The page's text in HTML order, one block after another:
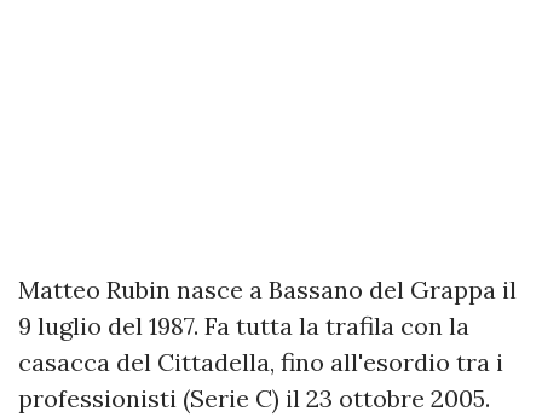
Matteo Rubin nasce a Bassano del Grappa il
9 luglio del 1987. Fa tutta la trafila con la
casacca del Cittadella, fino all'esordio tra i
professionisti (Serie C) il 23 ottobre 2005.